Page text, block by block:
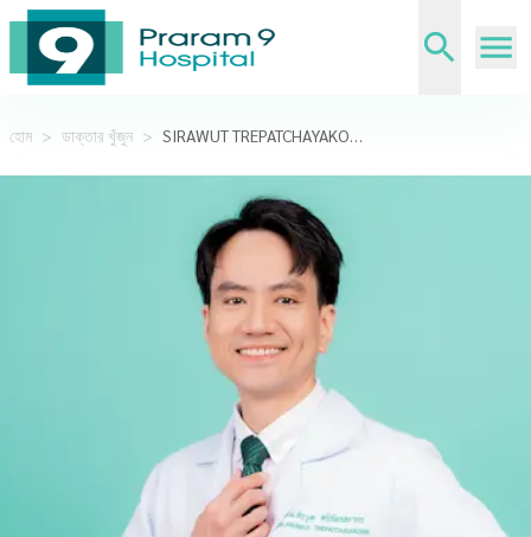
হোম > ডাক্তার খুঁজুন > SIRAWUT TREPATCHAYAKORN,M.D